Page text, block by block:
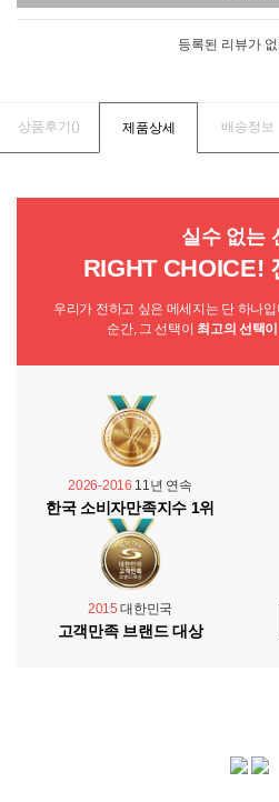
등록된 리뷰가
상품후기() 제품상세 배송정보
실수 없는
RIGHT CHOICE!
우리가 전하고 싶은 메세지는 단 하나
순간, 그 선택이 최고의 선택
2026-2016 11년 연속
한국 소비자만족지수 1위
2015 대한민국
고객만족 브랜드 대상